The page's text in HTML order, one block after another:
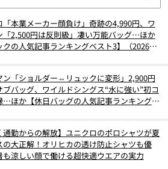
「本業メーカー顔負け」奇跡の4,990円、ワ
「2,500円は反則級」凄い万能バッグ…ほか
クの人気記事ランキングベスト3】（2026年
ン「ショルダー⇔リュックに変形」2,900円
ブバッグ、ワイルドシングス“水に強い”初コ
…ほか【休日バッグの人気記事ランキングベ
通勤からの解放】ユニクロのポロシャツが夏
の大正解！オリヒカの透け防止シャツも優
も涼しい顔で働ける超快適ウエアの実力